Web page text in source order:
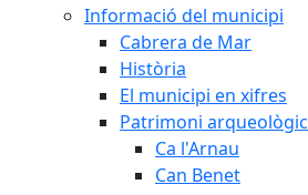
Informació del municipi
Cabrera de Mar
Història
El municipi en xifres
Patrimoni arqueològic
Ca l'Arnau
Can Benet